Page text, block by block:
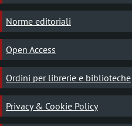
Norme editoriali
Open Access
Ordini per librerie e biblioteche
Privacy & Cookie Policy